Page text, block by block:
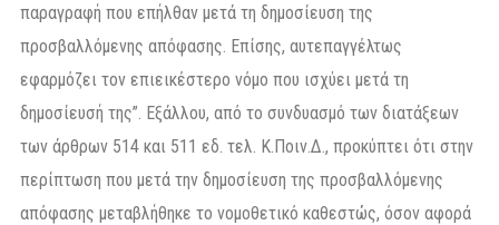
παραγραφή που επήλθαν μετά τη δημοσίευση της
προσβαλλόμενης απόφασης. Επίσης, αυτεπαγγέλτως
εφαρμόζει τον επιεικέστερο νόμο που ισχύει μετά τη
δημοσίευσή της”. Εξάλλου, από το συνδυασμό των διατάξεων
των άρθρων 514 και 511 εδ. τελ. Κ.Ποιν.Δ., προκύπτει ότι στην
περίπτωση που μετά την δημοσίευση της προσβαλλόμενης
απόφασης μεταβλήθηκε το νομοθετικό καθεστώς, όσον αφορά